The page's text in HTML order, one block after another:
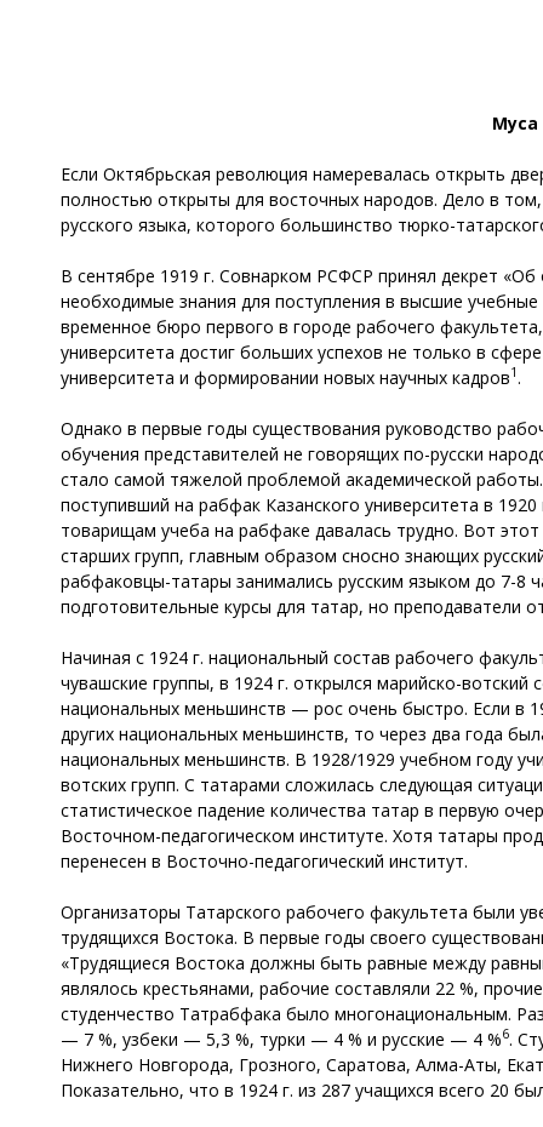
Если Октябрьская революция намеревалась открыть
полностью открыты для восточных народов. Дело в
русского языка, которого большинство тюрко-
В сентябре 1919 г. Совнарком РСФСР принял декрет
необходимые знания для поступления в высшие
временное бюро первого в городе рабочего
университета достиг больших успехов не только в
университета и формировании новых научных кадров1 .
Однако в первые годы существования руководство
обучения представителей не говорящих по-русски
стало самой тяжелой проблемой академической
поступивший на рабфак Казанского университета в
товарищам учеба на рабфаке давалась трудно. Вот
старших групп, главным образом сносно знающих
рабфаковцы-татары занимались русским языком до 7-8
подготовительные курсы для татар, но преподаватели
Начиная с 1924 г. национальный состав рабочего
чувашские группы, в 1924 г. открылся марийско-
национальных меньшинств — рос очень быстро. Если в
других национальных меньшинств, то через два года
национальных меньшинств. В 1928/1929 учебном году
вотских групп. С татарами сложилась следующая
статистическое падение количества татар в первую
Восточном-педагогическом институте. Хотя татары
перенесен в Восточно-педагогический институт.
Организаторы Татарского рабочего факультета были
трудящихся Востока. В первые годы своего
«Трудящиеся Востока должны быть равные между
являлось крестьянами, рабочие составляли 22 %,
студенчество Татрабфака было многонациональным.
— 7 %, узбеки — 5,3 %, турки — 4 % и русские — 4 %6.
Нижнего Новгорода, Грозного, Саратова, Алма-Аты,
Показательно, что в 1924 г. из 287 учащихся всего 20